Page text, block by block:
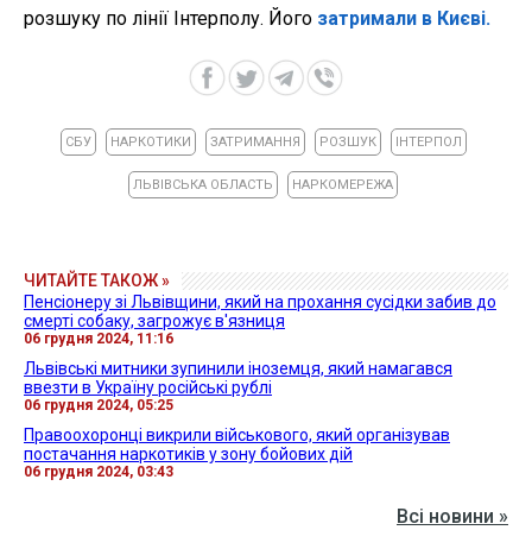
розшуку по лінії Інтерполу. Його затримали в Києві.
СБУ НАРКОТИКИ ЗАТРИМАННЯ РОЗШУК ІНТЕРПОЛ
ЛЬВІВСЬКА ОБЛАСТЬ НАРКОМЕРЕЖА
ЧИТАЙТЕ ТАКОЖ »
Пенсіонеру зі Львівщини, який на прохання сусідки забив до
смерті собаку, загрожує в'язниця
06 грудня 2024, 11:16
Львівські митники зупинили іноземця, який намагався
ввезти в Україну російські рублі
06 грудня 2024, 05:25
Правоохоронці викрили військового, який організував
постачання наркотиків у зону бойових дій
06 грудня 2024, 03:43
Всі новини »